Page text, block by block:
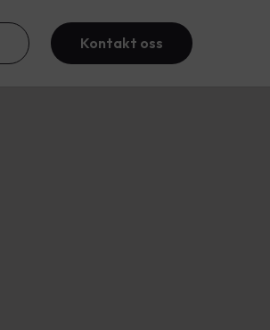
Kontakt oss